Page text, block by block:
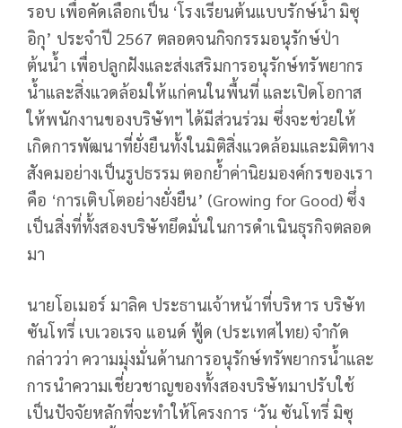
รอบ เพื่อคัดเลือกเป็น ‘โรงเรียนต้นแบบรักษ์น้ำ มิซุ
อิกุ’ ประจำปี 2567 ตลอดจนกิจกรรมอนุรักษ์ป่า
ต้นน้ำ เพื่อปลูกฝังและส่งเสริมการอนุรักษ์ทรัพยากร
น้ำและสิ่งแวดล้อมให้แก่คนในพื้นที่ และเปิดโอกาส
ให้พนักงานของบริษัทฯ ได้มีส่วนร่วม ซึ่งจะช่วยให้
เกิดการพัฒนาที่ยั่งยืนทั้งในมิติสิ่งแวดล้อมและมิติทาง
สังคมอย่างเป็นรูปธรรม ตอกย้ำค่านิยมองค์กรของเรา
คือ ‘การเติบโตอย่างยั่งยืน’ (Growing for Good) ซึ่ง
เป็นสิ่งที่ทั้งสองบริษัทยึดมั่นในการดำเนินธุรกิจตลอด
มา
นายโอเมอร์ มาลิค ประธานเจ้าหน้าที่บริหาร บริษัท
ซันโทรี่ เบเวอเรจ แอนด์ ฟู้ด (ประเทศไทย) จำกัด
กล่าวว่า ความมุ่งมั่นด้านการอนุรักษ์ทรัพยากรน้ำและ
การนำความเชี่ยวชาญของทั้งสองบริษัทมาปรับใช้
เป็นปัจจัยหลักที่จะทำให้โครงการ ‘วัน ซันโทรี่ มิซุ